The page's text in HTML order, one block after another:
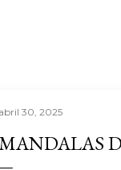
30, 2025